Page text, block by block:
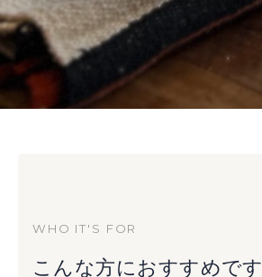
WHO IT'S FOR
こんな方におすすめです